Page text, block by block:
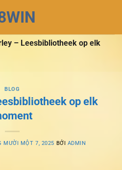
– Leesbibliotheek op elk
BLOG
op elk
MƯỜI MỘT 7, 2025 BỞI ADMIN